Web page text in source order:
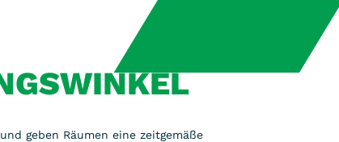
geben Räumen eine zeitgemäße